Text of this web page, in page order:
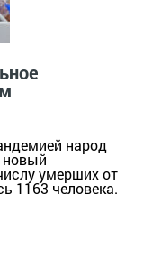
народ
умерших от
1163 человека.